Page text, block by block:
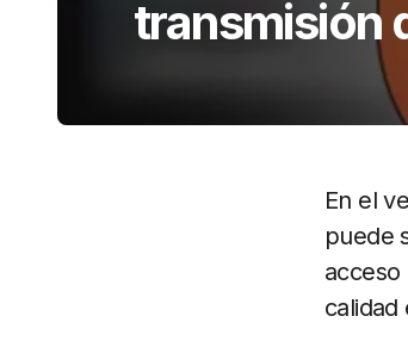
transmisión
En el
puede
acceso
calidad